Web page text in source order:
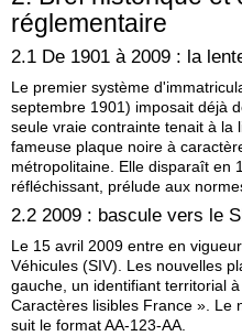
réglementaire
2.1 De 1901 à 2009 : la
Le premier système
septembre 1901) imposait déjà
seule vraie contrainte tenait à la
fameuse plaque noire à
métropolitaine. Elle disparaît en
réfléchissant, prélude aux
2.2 2009 : bascule vers le
Le 15 avril 2009 entre en
Véhicules (SIV). Les nouvelles
gauche, un identifiant territorial
Caractères lisibles France ». Le
suit le format AA‑123‑AA.